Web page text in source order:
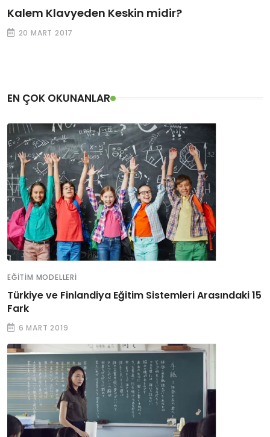
Kalem Klavyeden Keskin midir?
20 MART 2017
EN ÇOK OKUNANLAR
EĞITIM MODELLERI
Türkiye ve Finlandiya Eğitim Sistemleri Arasındaki 15
Fark
6 MART 2019